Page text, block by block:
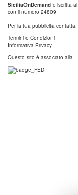
SiciliaOnDemand è iscritta al
con il numero 24809
Per la tua pubblicità contatta:
Termini e Condizioni
Informativa Privacy
Questo sito è associato alla